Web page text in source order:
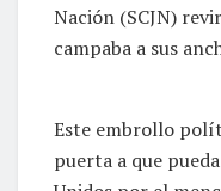
Nación (SCJN)
campaba a sus
Este embrollo
puerta a que